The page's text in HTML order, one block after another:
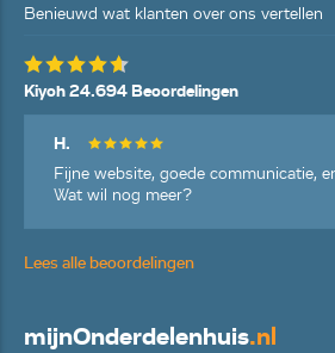
Benieuwd wat klanten over ons vertellen
Kiyoh 24.694 Beoordelingen
H.
Fijne website, goede communicatie,
Wat wil nog meer?
Lees alle beoordelingen
mijnOnderdelenhuis.nl